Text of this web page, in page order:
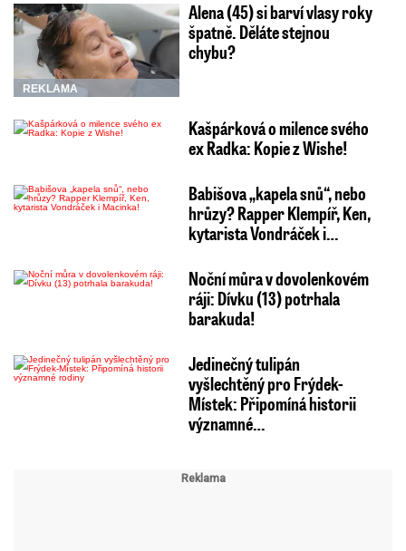
REKLAMA
Alena (45) si barví vlasy roky
špatně. Děláte stejnou
chybu?
Kašpárková o milence svého
ex Radka: Kopie z Wishe!
Babišova „kapela snů“, nebo
hrůzy? Rapper Klempíř, Ken,
kytarista Vondráček i…
Noční můra v dovolenkovém
ráji: Dívku (13) potrhala
barakuda!
Jedinečný tulipán
vyšlechtěný pro Frýdek-
Místek: Připomíná historii
významné…